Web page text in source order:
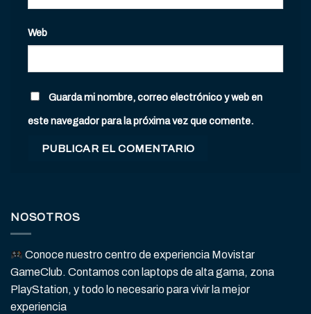
Web
Guarda mi nombre, correo electrónico y web en
este navegador para la próxima vez que comente.
NOSOTROS
Conoce nuestro centro de experiencia Movistar
GameClub. Contamos con laptops de alta gama, zona
PlayStation, y todo lo necesario para vivir la mejor
experiencia